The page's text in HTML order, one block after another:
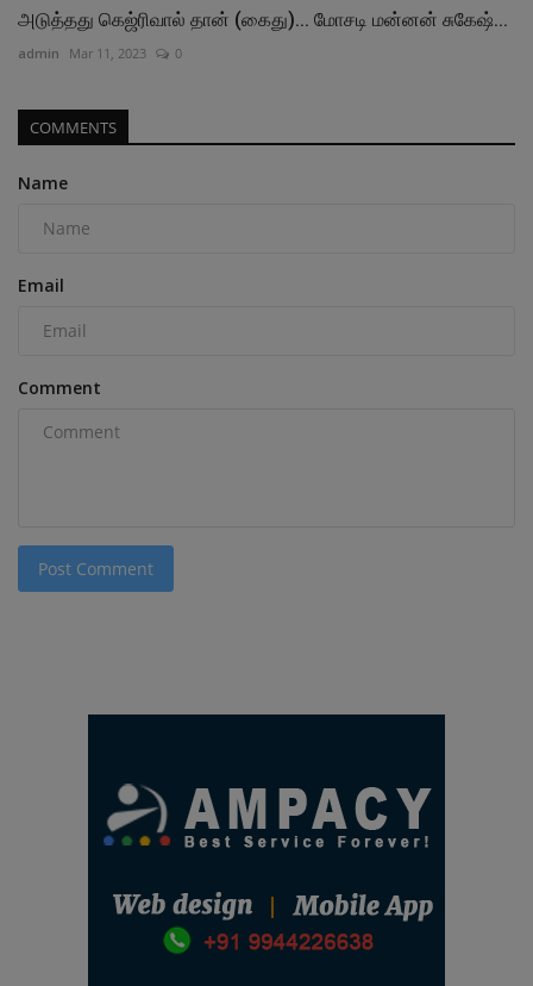
அடுத்தது கெஜ்ரிவால் தான் (கைது)... மோசடி மன்னன் சுகேஷ்...
admin Mar 11, 2023 0
COMMENTS
Name
Email
Comment
Post Comment